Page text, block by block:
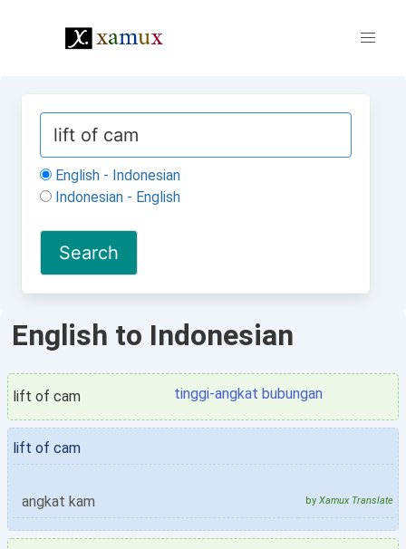
English - Indonesian
Indonesian - English
English to Indonesian
lift of cam tinggi-angkat bubungan
lift of cam
angkat kam by Xamux Translate